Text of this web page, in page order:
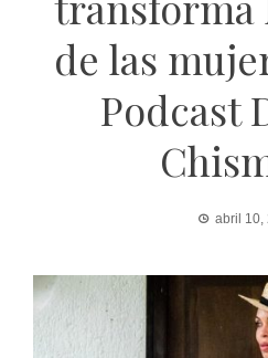
de las
Podcast
abril 10,